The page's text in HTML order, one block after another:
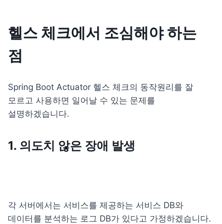
헬스 체크에서 조심해야 하는
점
Spring Boot Actuator 헬스 체크의 동작원리를 잘
모르고 사용하면 일어날 수 있는 문제를
설명하겠습니다.
1. 의도치 않은 장애 발생
각 서버에서는 서비스를 제공하는 서비스 DB와
데이터를 분석하는 로그 DB가 있다고 가정하겠습니다.